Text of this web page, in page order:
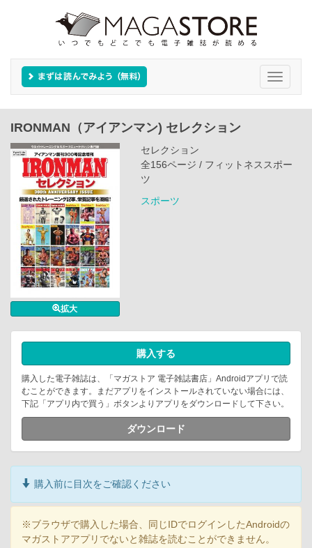
Toggle
IRONMAN（アイアンマン) セレクション
拡大
セレクション
全156ページ / フィットネススポー
ツ
スポーツ
購入する
購入した電子雑誌は、「マガストア 電子雑誌書店」Androidアプリで読
むことができます。まだアプリをインストールされていない場合には、
下記「アプリ内で買う」ボタンよりアプリをダウンロードして下さい。
ダウンロード
購入前に目次をご確認ください
※ブラウザで購入した場合、同じIDでログインしたAndroidの
マガストアアプリでないと雑誌を読むことができません。